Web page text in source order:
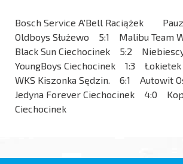
Bosch Service A'Bell Raciążek
Oldboys Służewo 5:1 Malibu Team
Black Sun Ciechocinek 5:2
YoungBoys Ciechocinek 1:3 Łokietek
WKS Kiszonka Sędzin. 6:1 Autowit
Jedyna Forever Ciechocinek 4:0
Ciechocinek